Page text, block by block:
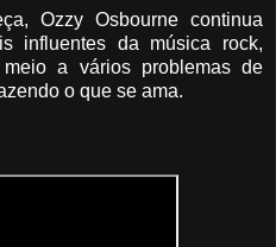
Ozzy Osbourne continua
influentes da música rock,
a vários problemas de
o que se ama.